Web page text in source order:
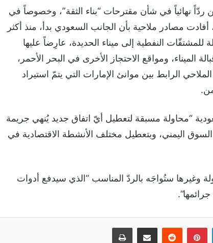
ردّاً نهائياً في شأن مقترحات “بناء الثقة”، وخصوصاً في
مصادر ملاحية بأن الجانب السعودي بدأ، منذ أكثر
النفطية إلى ميناء الحديدة، عارِضاً عليها
ومواقع الاحتجاز الأخرى في البحر الأحمر،
الرابط بين موانئ الإمارات التي يتمّ استيراد
“محاولة مسبقة لتعطيل أيّ اتفاق جديد يُنهي جريمة
اليمني، وبتعطيل مختلف الأنشطة الاقتصادية في
وغيرها ستُواجَه بالردّ المناسب “الذي سيدفع أدوات
لينكدإنبينتيريست
‏Reddit مشاركة عبر البريد طباعة